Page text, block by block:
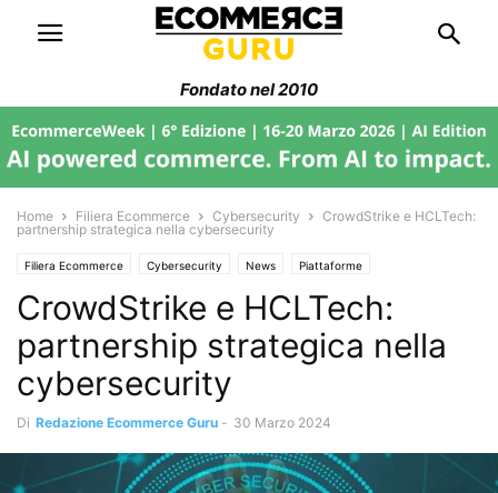
Fondato nel 2010
Home Filiera Ecommerce Cybersecurity
CrowdStrike e HCLTech:
partnership strategica nella cybersecurity
Filiera Ecommerce Cybersecurity News Piattaforme
CrowdStrike e HCLTech:
partnership strategica nella
cybersecurity
Di Redazione Ecommerce Guru - 30 Marzo 2024